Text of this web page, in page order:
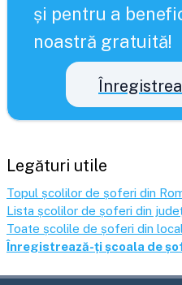
și pentru a
noastră gratuită!
Legături utile
Topul școlilor de șoferi din
Lista școlilor de șoferi din
Toate școlile de șoferi din
Înregistrează-ți școala de